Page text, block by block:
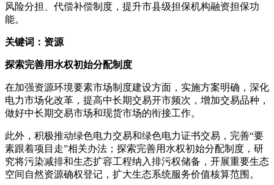
风险分担、代偿补偿制度，提升市县级担保机构融资担保功
能。
关键词：资源
探索完善用水权初始分配制度
在加强资源环境要素市场制度建设方面，实施方案明确，深化
电力市场化改革，提高中长期交易开市频次，增加交易品种，
做好中长期交易市场和现货市场的衔接工作。
此外，积极推动绿色电力交易和绿色电力证书交易，完善“要
素跟着项目走”相关办法；探索完善用水权初始分配制度，研
究将污染减排和生态扩容工程纳入排污权储备，开展重要生态
空间自然资源确权登记，扩大生态系统服务价值核算范围。